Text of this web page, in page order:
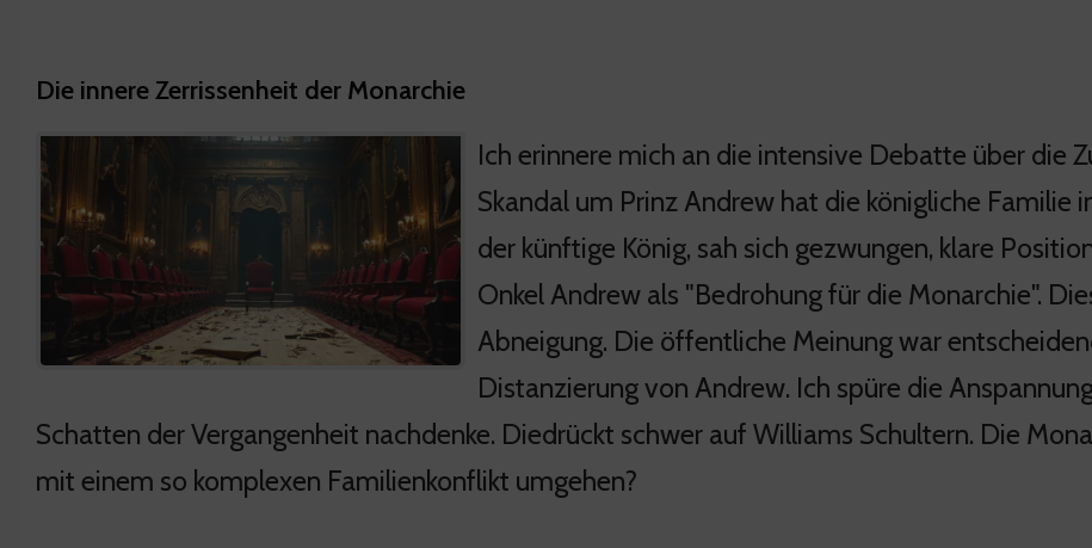
Die innere Zerrissenheit der Monarchie
Ich erinnere mich an die intensive Debatte über die
Skandal um Prinz Andrew hat die königliche Familie
der künftige König, sah sich gezwungen, klare
Onkel Andrew als "Bedrohung für die Monarchie".
Abneigung. Die öffentliche Meinung war
Distanzierung von Andrew. Ich spüre die
Schatten der Vergangenheit nachdenke. Diedrückt schwer auf Williams Schultern. Die
mit einem so komplexen Familienkonflikt umgehen?